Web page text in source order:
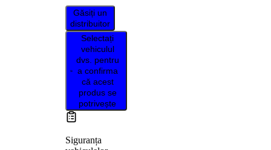
Găsiți un
distribuitor
Selectați
vehiculul
dvs. pentru
a confirma
că acest
produs se
potrivește
Siguranța